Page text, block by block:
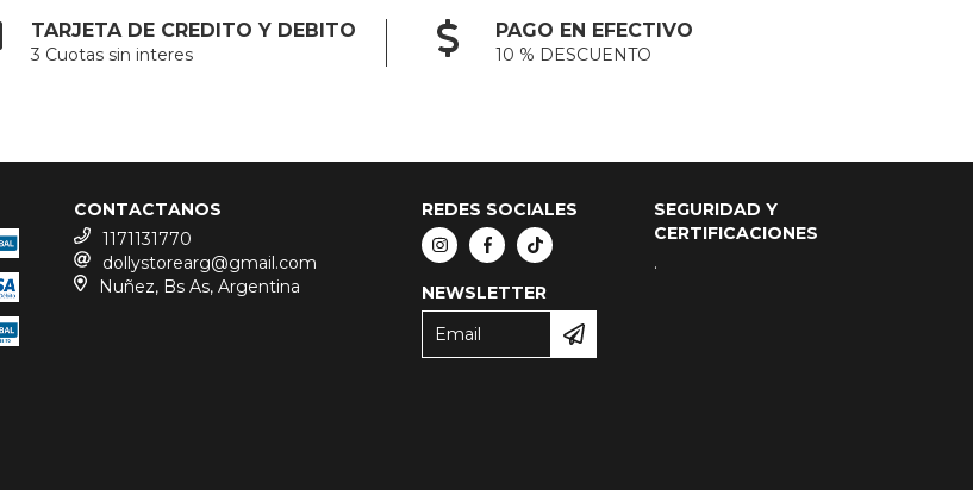
TARJETA DE CREDITO Y DEBITO
3 Cuotas sin interes
PAGO EN EFECTIVO
10 % DESCUENTO
CONTACTANOS
1171131770
dollystorearg@gmail.com
Nuñez, Bs As, Argentina
REDES SOCIALES
NEWSLETTER
SEGURIDAD Y
CERTIFICACIONES
.